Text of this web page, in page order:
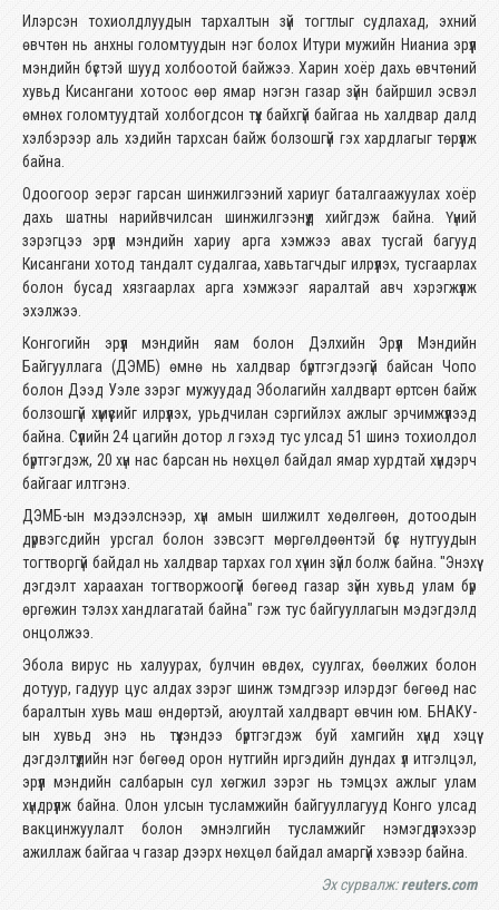
Илэрсэн тохиолдлуудын тархалтын зүй тогтлыг судлахад, эхний
өвчтөн нь анхны голомтуудын нэг болох Итури мужийн Нианиа эрүүл
мэндийн бүстэй шууд холбоотой байжээ. Харин хоёр дахь өвчтөний
хувьд Кисангани хотоос өөр ямар нэгэн газар зүйн байршил эсвэл
өмнөх голомтуудтай холбогдсон түүх байхгүй байгаа нь халдвар далд
хэлбэрээр аль хэдийн тархсан байж болзошгүй гэх хардлагыг төрүүлж
байна.
Одоогоор эерэг гарсан шинжилгээний хариуг баталгаажуулах хоёр
дахь шатны нарийвчилсан шинжилгээнүүд хийгдэж байна. Үүний
зэрэгцээ эрүүл мэндийн хариу арга хэмжээ авах тусгай багууд
Кисангани хотод тандалт судалгаа, хавьтагчдыг илрүүлэх, тусгаарлах
болон бусад хязгаарлах арга хэмжээг яаралтай авч хэрэгжүүлж
эхэлжээ.
Конгогийн эрүүл мэндийн яам болон Дэлхийн Эрүүл Мэндийн
Байгууллага (ДЭМБ) өмнө нь халдвар бүртгэгдээгүй байсан Чопо
болон Дээд Уэле зэрэг мужуудад Эболагийн халдварт өртсөн байж
болзошгүй хүмүүсийг илрүүлэх, урьдчилан сэргийлэх ажлыг эрчимжүүлээд
байна. Сүүлийн 24 цагийн дотор л гэхэд тус улсад 51 шинэ тохиолдол
бүртгэгдэж, 20 хүн нас барсан нь нөхцөл байдал ямар хурдтай хүндэрч
байгааг илтгэнэ.
ДЭМБ-ын мэдээлснээр, хүн амын шилжилт хөдөлгөөн, дотоодын
дүрвэгсдийн урсгал болон зэвсэгт мөргөлдөөнтэй бүс нутгуудын
тогтворгүй байдал нь халдвар тархах гол хүчин зүйл болж байна. "Энэхүү
дэгдэлт хараахан тогтворжоогүй бөгөөд газар зүйн хувьд улам бүр
өргөжин тэлэх хандлагатай байна" гэж тус байгууллагын мэдэгдэлд
онцолжээ.
Эбола вирус нь халуурах, булчин өвдөх, суулгах, бөөлжих болон
дотуур, гадуур цус алдах зэрэг шинж тэмдгээр илэрдэг бөгөөд нас
баралтын хувь маш өндөртэй, аюултай халдварт өвчин юм. БНАКУ-
ын хувьд энэ нь түүхэндээ бүртгэгдэж буй хамгийн хүнд хэцүү
дэгдэлтүүдийн нэг бөгөөд орон нутгийн иргэдийн дундах үл итгэлцэл,
эрүүл мэндийн салбарын сул хөгжил зэрэг нь тэмцэх ажлыг улам
хүндрүүлж байна. Олон улсын тусламжийн байгууллагууд Конго улсад
вакцинжуулалт болон эмнэлгийн тусламжийг нэмэгдүүлэхээр
ажиллаж байгаа ч газар дээрх нөхцөл байдал амаргүй хэвээр байна.
Эх сурвалж:reuters.com